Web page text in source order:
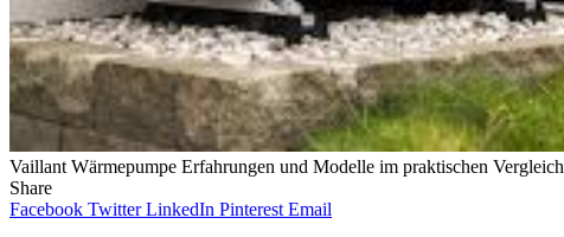
Vaillant Wärmepumpe Erfahrungen und Modelle im praktischen Vergleich
Share
Facebook Twitter LinkedIn Pinterest Email